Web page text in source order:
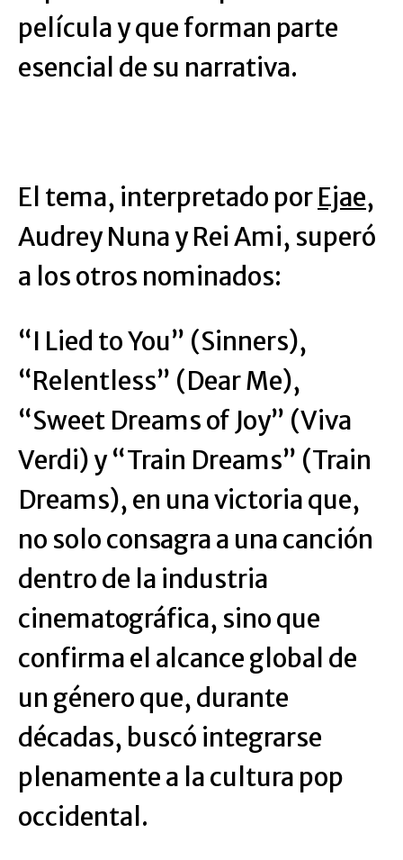
película y que forman parte
esencial de su narrativa.
El tema, interpretado porEjae,
Audrey Nuna y Rei Ami, superó
a los otros nominados:
“I Lied to You” (Sinners),
“Relentless” (Dear Me),
“Sweet Dreams of Joy” (Viva
Verdi) y “Train Dreams” (Train
Dreams), en una victoria que,
no solo consagra a una canción
dentro de la industria
cinematográfica, sino que
confirma el alcance global de
un género que, durante
décadas, buscó integrarse
plenamente a la cultura pop
occidental.